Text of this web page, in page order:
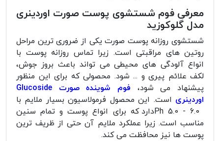
معرفی فوم شستشوی پوست صورت اوردینری
مدل گلوکوزید
شستشوی روزانه پوست صورت یکی از ضروری ترین مراحل
روتین های مراقبتی است. زیرا تماس روزانه پوست با
انواع آلودگی های محیطی می تواند باعث بروز جوش،
لکف علائم پیری و ... شود. محصولی که برای این منظور
پیشنهاد می شود،
فوم شوینده صورت Glucoside
اوردینری است. این محصول فرمولاسیون بسیار ملایم با
Ph 5.0 - 6.0دارد که برای انواع پوست و تمام سنین
مناسب است. زیرا عملکرد ملایم آن حتی از ظریف ترین
پوست ها نیز محافظت می کند.